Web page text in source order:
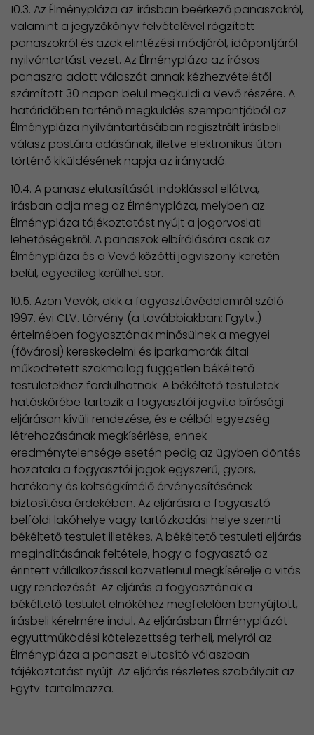
10.3. Az Élménypláza az írásban beérkező panaszokról,
valamint a jegyzőkönyv felvételével rögzített
panaszokról és azok elintézési módjáról, időpontjáról
nyilvántartást vezet. Az Élménypláza az írásos
panaszra adott válaszát annak kézhezvételétől
számított 30 napon belül megküldi a Vevő részére. A
határidőben történő megküldés szempontjából az
Élménypláza nyilvántartásában regisztrált írásbeli
válasz postára adásának, illetve elektronikus úton
történő kiküldésének napja az irányadó.
10.4. A panasz elutasítását indoklással ellátva,
írásban adja meg az Élménypláza, melyben az
Élménypláza tájékoztatást nyújt a jogorvoslati
lehetőségekről. A panaszok elbírálására csak az
Élménypláza és a Vevő közötti jogviszony keretén
belül, egyedileg kerülhet sor.
10.5. Azon Vevők, akik a fogyasztóvédelemről szóló
1997. évi CLV. törvény (a továbbiakban: Fgytv.)
értelmében fogyasztónak minősülnek a megyei
(fővárosi) kereskedelmi és iparkamarák által
működtetett szakmailag független békéltető
testületekhez fordulhatnak. A békéltető testületek
hatáskörébe tartozik a fogyasztói jogvita bírósági
eljáráson kívüli rendezése, és e célból egyezség
létrehozásának megkísérlése, ennek
eredménytelensége esetén pedig az ügyben döntés
hozatala a fogyasztói jogok egyszerű, gyors,
hatékony és költségkímélő érvényesítésének
biztosítása érdekében. Az eljárásra a fogyasztó
belföldi lakóhelye vagy tartózkodási helye szerinti
békéltető testület illetékes. A békéltető testületi eljárás
megindításának feltétele, hogy a fogyasztó az
érintett vállalkozással közvetlenül megkísérelje a vitás
ügy rendezését. Az eljárás a fogyasztónak a
békéltető testület elnökéhez megfelelően benyújtott,
írásbeli kérelmére indul. Az eljárásban Élményplázát
együttműködési kötelezettség terheli, melyről az
Élménypláza a panaszt elutasító válaszban
tájékoztatást nyújt. Az eljárás részletes szabályait az
Fgytv. tartalmazza.